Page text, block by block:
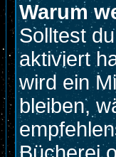
Warum
Solltest
aktiviert
wird ein
bleiben,